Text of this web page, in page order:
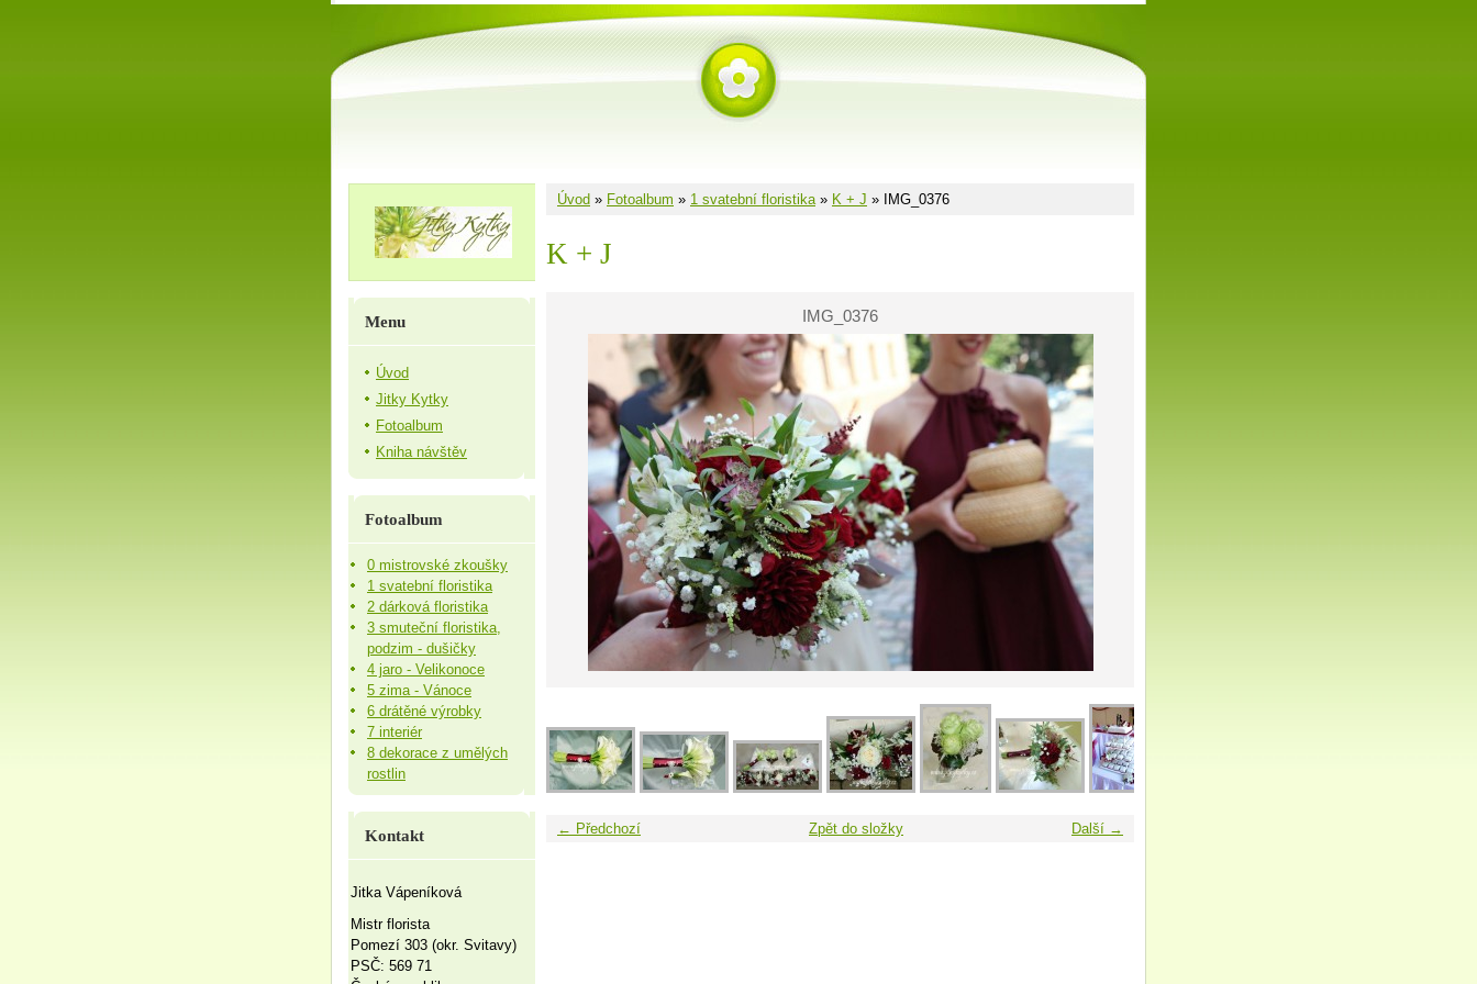
Úvod » Fotoalbum » 1 svatební floristika» K + J » IMG_0376
K + J
IMG_0376
← Předchozí Další →
Zpět do složky
Menu
Úvod
Jitky Kytky
Fotoalbum
Kniha návštěv
Fotoalbum
0 mistrovské zkoušky
1 svatební floristika
2 dárková floristika
3 smuteční floristika,
podzim - dušičky
4 jaro - Velikonoce
5 zima - Vánoce
6 drátěné výrobky
7 interiér
8 dekorace z umělých
rostlin
Kontakt
Jitka Vápeníková
Mistr florista
Pomezí 303 (okr. Svitavy)
PSČ: 569 71